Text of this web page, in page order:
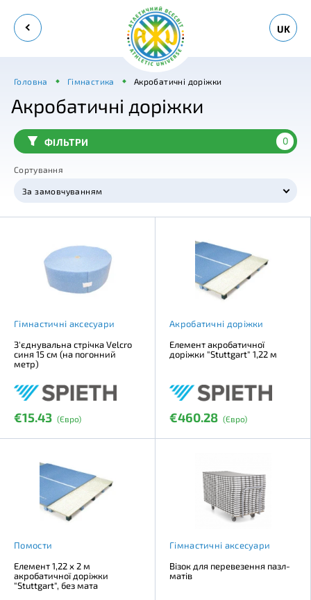
UK
Головна Гімнастика Акробатичні доріжки
Акробатичні доріжки
ФІЛЬТРИ 0
Сортування
За замовчуванням
Гімнастичні аксесуари
З'єднувальна стрічка Velcro
синя 15 см (на погонний
метр)
€15.43 (Євро)
Акробатичні доріжки
Елемент акробатичної
доріжки "Stuttgart" 1,22 м
€460.28 (Євро)
Помости
Елемент 1,22 х 2 м
акробатичної доріжки
"Stuttgart", без мата
Гімнастичні аксесуари
Візок для перевезення пазл-
матів